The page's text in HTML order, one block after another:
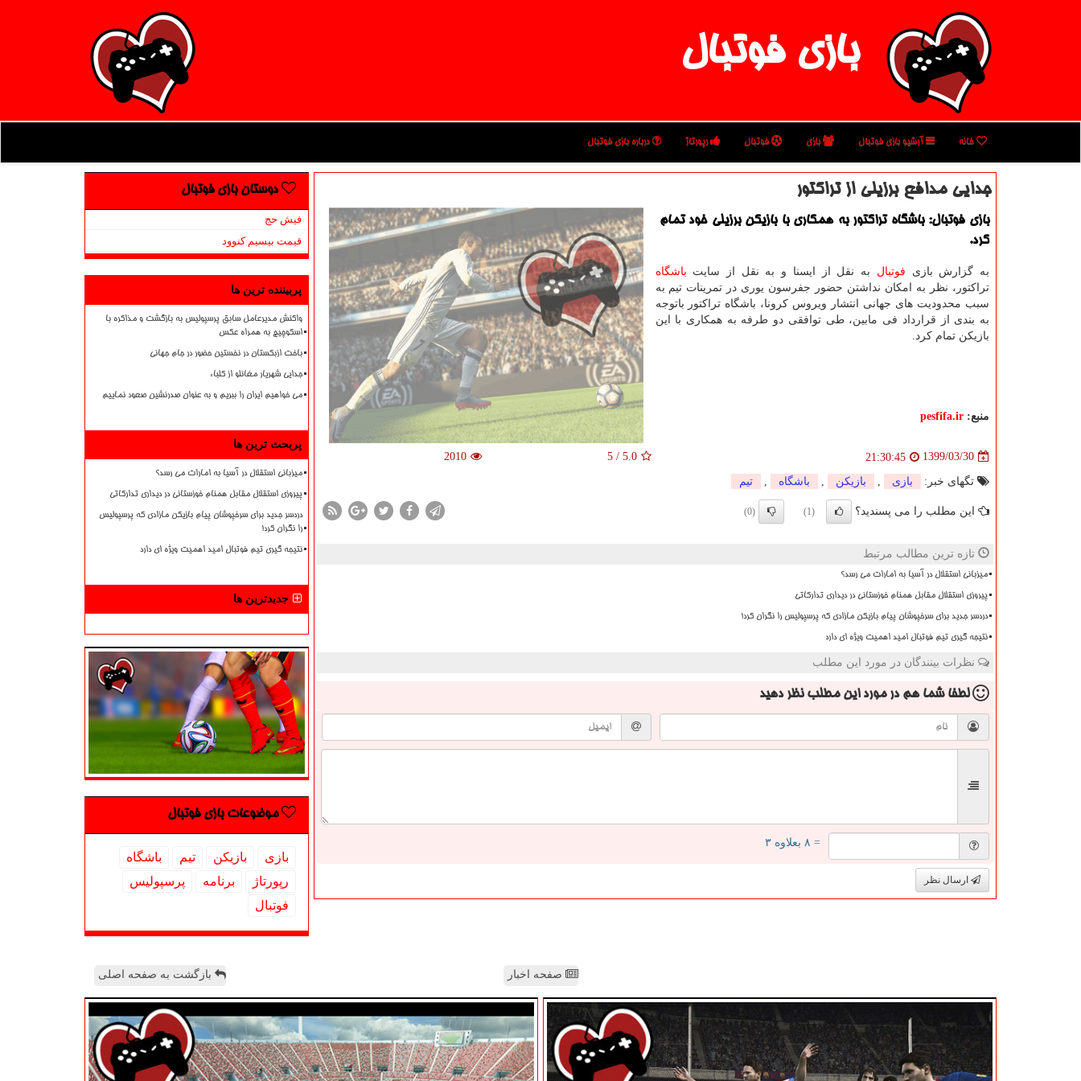
بازی فوتبال
خانه آرشیو بازی فوتبال بازی فوتبال رپورتاژ درباره بازی فوتبال
جدایی مدافع برزیلی از تراكتور
بازی فوتبال: باشگاه تراكتور به همكاری با بازیكن برزیلی خود تمام
كرد.
به گزارش بازی فوتبال به نقل از ایسنا و به نقل از سایت باشگاه
تراکتور، نظر به امکان نداشتن حضور جفرسون یوری در تمرینات تیم به
سبب محدودیت های جهانی انتشار ویروس کرونا، باشگاه تراکتور باتوجه
به بندی از قرارداد فی مابین، طی توافقی دو طرفه به همکاری با این
بازیکن تمام کرد.
منبع: pesfifa.ir
1399/03/30
21:30:45
5.0
/
5
2010
تگهای خبر: بازی بازیكن باشگاه تیم
این مطلب را می پسندید؟ (1)
(0)
تازه ترین مطالب مرتبط
میزبانی استقلال در آسیا به امارات می رسد؟
پیروزی استقلال مقابل همنام خوزستانی در دیداری تدارکاتی
دردسر جدید برای سرخپوشان پیام بازیکن مازادی که پرسپولیس را نگران کرد!
نتیجه گیری تیم فوتبال امید اهمیت ویژه ای دارد
نظرات بینندگان در مورد این مطلب
لطفا شما همدر مورد این مطلب نظر دهید
= ۸ بعلاوه ۳
ارسال نظر
دوستان بازی فوتبال
فیش حج
قیمت بیسیم کنوود
پربیننده ترین ها
واکنش مدیرعامل سابق پرسپولیس به بازگشت و مذاکره با
اسکوچیچ به همراه عکس
باخت ازبکستان در نخستین حضور در جام جهانی
جدایی شهریار مغانلو از کلباء
می خواهیم ایران را ببریم و به عنوان صدرنشین صعود نماییم
پربحث ترین ها
میزبانی استقلال در آسیا به امارات می رسد؟
پیروزی استقلال مقابل همنام خوزستانی در دیداری تدارکاتی
دردسر جدید برای سرخپوشان پیام بازیکن مازادی که پرسپولیس
را نگران کرد!
نتیجه گیری تیم فوتبال امید اهمیت ویژه ای دارد
جدیدترین ها
موضوعات بازی فوتبال
بازی بازیكن تیم
باشگاه
رپورتاژ
برنامه
پرسپولیس
فوتبال
صفحه اخبار بازگشت به صفحه اصلی